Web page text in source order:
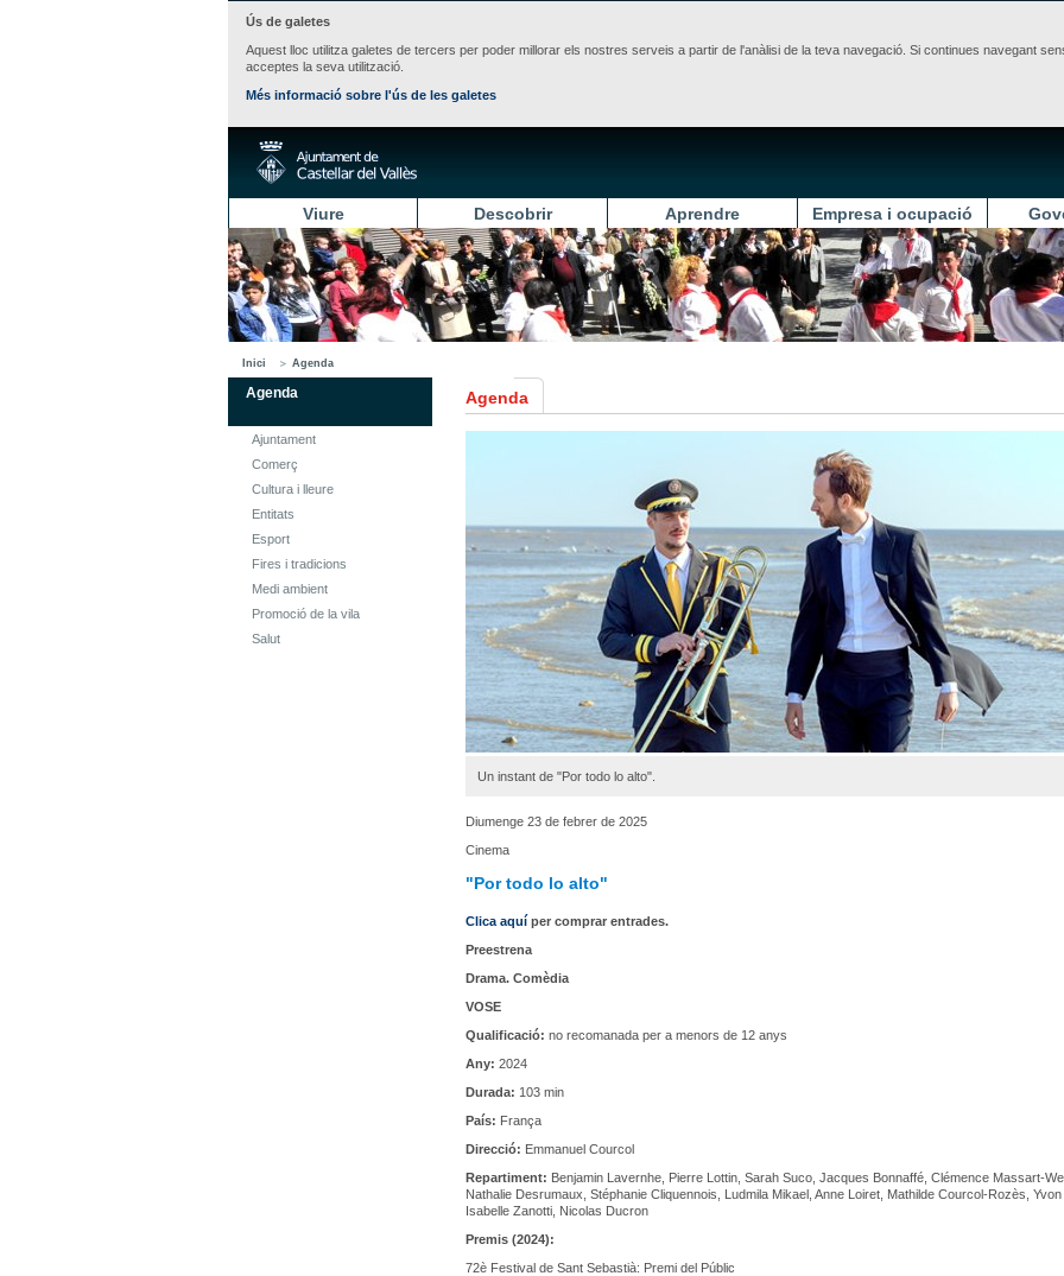
Ús de galetes
Aquest lloc utilitza galetes de tercers per poder millorar els nostres serveis a partir de l'anàlisi de la teva navegació. Si continues navegant
acceptes la seva utilització.
Més informació sobre l'ús de les galetes
Viure Descobrir Aprendre Empresa i ocupació
Inici Agenda
Agenda
Ajuntament
Comerç
Cultura i lleure
Entitats
Esport
Fires i tradicions
Medi ambient
Promoció de la vila
Salut
Agenda
Un instant de "Por todo lo alto".
Diumenge 23 de febrer de 2025
Cinema
"Por todo lo alto"
Clica aquí per comprar entrades.
Preestrena
Drama. Comèdia
VOSE
Qualificació: no recomanada per a menors de 12 anys
Any: 2024
Durada: 103 min
País: França
Direcció: Emmanuel Courcol
Repartiment: Benjamin Lavernhe, Pierre Lottin, Sarah Suco, Jacques Bonnaffé, Clémence Massart-
Nathalie Desrumaux, Stéphanie Cliquennois, Ludmila Mikael, Anne Loiret, Mathilde Courcol-Rozès, Yvon
Isabelle Zanotti, Nicolas Ducron
Premis (2024):
72è Festival de Sant Sebastià: Premi del Públic